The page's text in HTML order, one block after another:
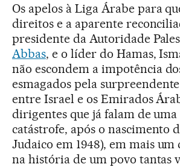
Os apelos à Liga Árabe para
direitos e a aparente
presidente da Autoridade
Abbas, e o líder do Hamas,
não escondem a impotência
esmagados pela
entre Israel e os Emirados
dirigentes que já falam de uma
catástrofe, após o nascimento
Judaico em 1948), em mais
na história de um povo tantas